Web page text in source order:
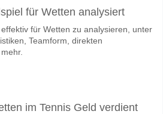
für Wetten analysiert
für Wetten zu analysieren, unter
Teamform, direkten
im Tennis Geld verdient